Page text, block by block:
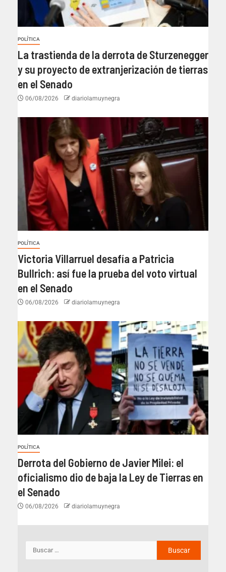
POLÍTICA
La trastienda de la derrota de Sturzenegger
y su proyecto de extranjerización de tierras
en el Senado
06/08/2026 diariolamuynegra
POLÍTICA
Victoria Villarruel desafía a Patricia
Bullrich: así fue la prueba del voto virtual
en el Senado
06/08/2026 diariolamuynegra
POLÍTICA
Derrota del Gobierno de Javier Milei: el
oficialismo dio de baja la Ley de Tierras en
el Senado
06/08/2026 diariolamuynegra